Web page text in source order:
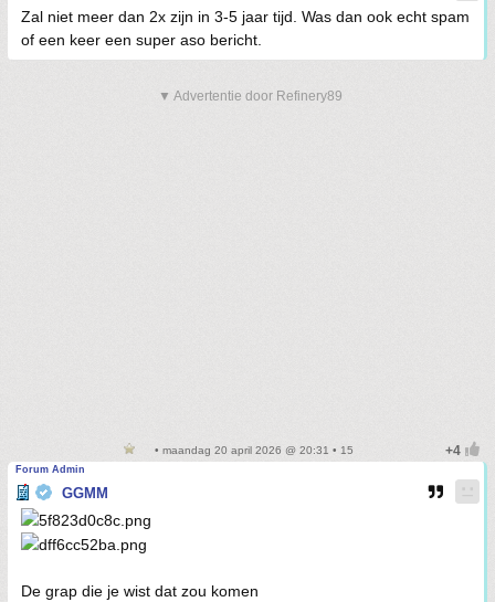
Zal niet meer dan 2x zijn in 3-5 jaar tijd. Was dan ook echt spam
of een keer een super aso bericht.
▼ Advertentie door Refinery89
• maandag 20 april 2026 @ 20:31 • 15
Forum Admin
GGMM
De grap die je wist dat zou komen